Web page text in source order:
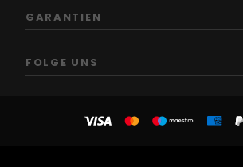
GARANTIEN
FOLGE UNS